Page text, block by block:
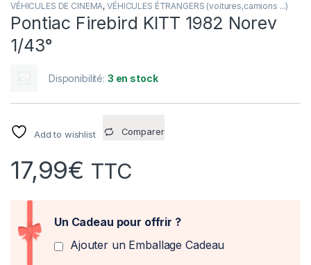
VÉHICULES DE CINEMA,VÉHICULES ÉTRANGERS (voitures,camions ...)
Pontiac Firebird KITT 1982 Norev
1/43°
Disponibilité: 3 en stock
Add to wishlist Comparer
17,99€ TTC
Un Cadeau pour offrir ?
Ajouter un Emballage Cadeau